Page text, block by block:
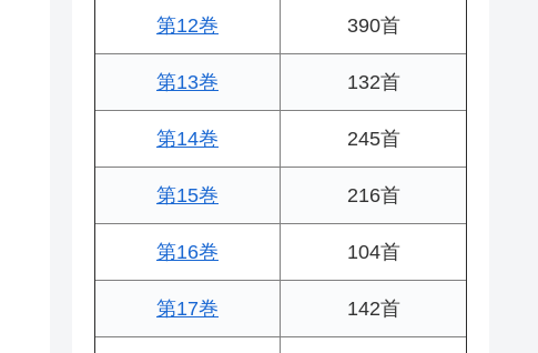
第12巻 390首
第13巻 132首
第14巻 245首
第15巻 216首
第16巻 104首
第17巻 142首